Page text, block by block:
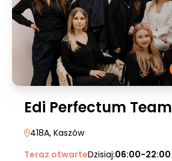
Edi Perfectum Team
418A, Kaszów
Teraz otwarteDzisiaj:06:00-22:00